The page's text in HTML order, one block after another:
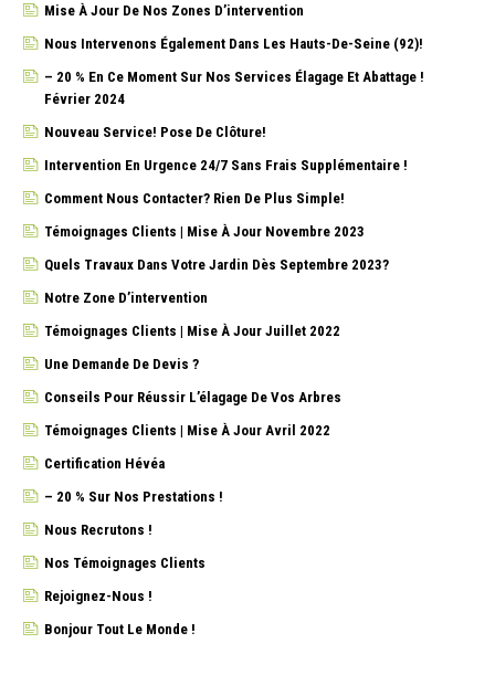
Mise À Jour De Nos Zones D’intervention
Nous Intervenons Également Dans Les Hauts-De-Seine (92)!
– 20 % En Ce Moment Sur Nos Services Élagage Et Abattage !
Février 2024
Nouveau Service! Pose De Clôture!
Intervention En Urgence 24/7 Sans Frais Supplémentaire !
Comment Nous Contacter? Rien De Plus Simple!
Témoignages Clients | Mise À Jour Novembre 2023
Quels Travaux Dans Votre Jardin Dès Septembre 2023?
Notre Zone D’intervention
Témoignages Clients | Mise À Jour Juillet 2022
Une Demande De Devis ?
Conseils Pour Réussir L’élagage De Vos Arbres
Témoignages Clients | Mise À Jour Avril 2022
Certification Hévéa
– 20 % Sur Nos Prestations !
Nous Recrutons !
Nos Témoignages Clients
Rejoignez-Nous !
Bonjour Tout Le Monde !